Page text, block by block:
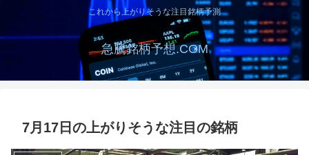
これから上がりそうな注目銘柄予測
急騰銘柄予想.COM
7月17日の上がりそうな注目の銘柄